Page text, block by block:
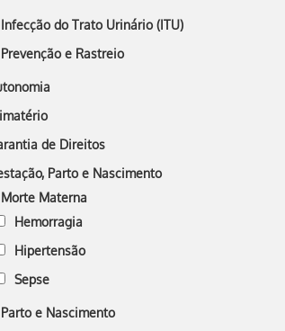
Infecção do Trato Urinário (ITU)
Prevenção e Rastreio
de Direitos
Parto e Nascimento
Morte Materna
Hemorragia
Hipertensão
Sepse
Parto e Nascimento